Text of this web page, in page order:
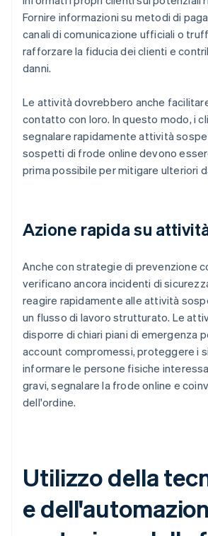
Fornire informazioni su metodi di
canali di comunicazione ufficiali o
rafforzare la fiducia dei clienti e
danni.
Le attività dovrebbero anche
contatto con loro. In questo modo, i
segnalare rapidamente attività
sospetti di frode online devono
prima possibile per mitigare ulteriori
Azione rapida su
Anche con strategie di prevenzione
verificano ancora incidenti di
reagire rapidamente alle attività
un flusso di lavoro strutturato. Le
disporre di chiari piani di emergenza
account compromessi, proteggere i
informare le persone fisiche
gravi, segnalare la frode online e
dell'ordine.
Utilizzo della
e